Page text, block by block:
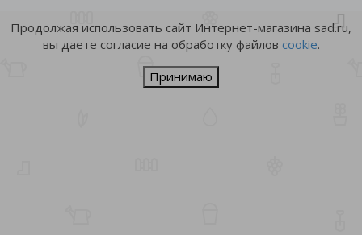
Продолжая использовать сайт Интернет-магазина sad.ru,
вы даете согласие на обработку файлов cookie.
Принимаю